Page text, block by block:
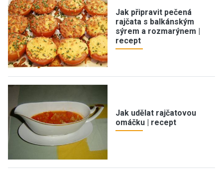
Jak připravit pečená
rajčata s balkánským
sýrem a rozmarýnem |
recept
Jak udělat rajčatovou
omáčku | recept